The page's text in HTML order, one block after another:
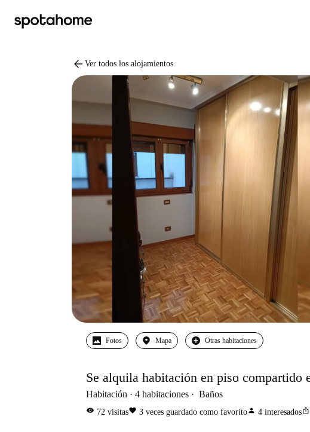
arrow_back Ver todos los alojamientos
Fotos Mapa Otras habitaciones
Se alquila habitación en piso compartido
Habitación 4 habitaciones Baños
visibility 72 visitasfavorite 3 veces guardado como favoritoperson 4 interesadosios_share